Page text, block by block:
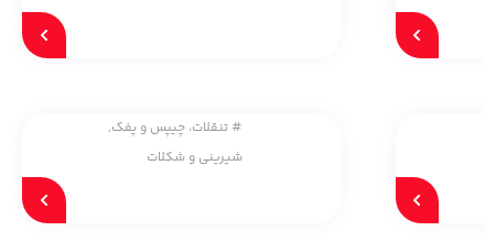
# تنقلات، چیپس و پفک,
شیرینی و شکلات